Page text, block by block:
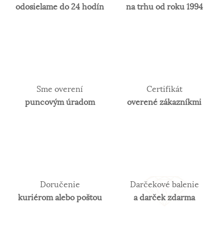
odosielame do 24 hodín
na trhu od roku 1994
Sme overení
puncovým úradom
Certifikát
overené zákazníkmi
Doručenie
kuriérom alebo poštou
Darčekové balenie
a darček zdarma